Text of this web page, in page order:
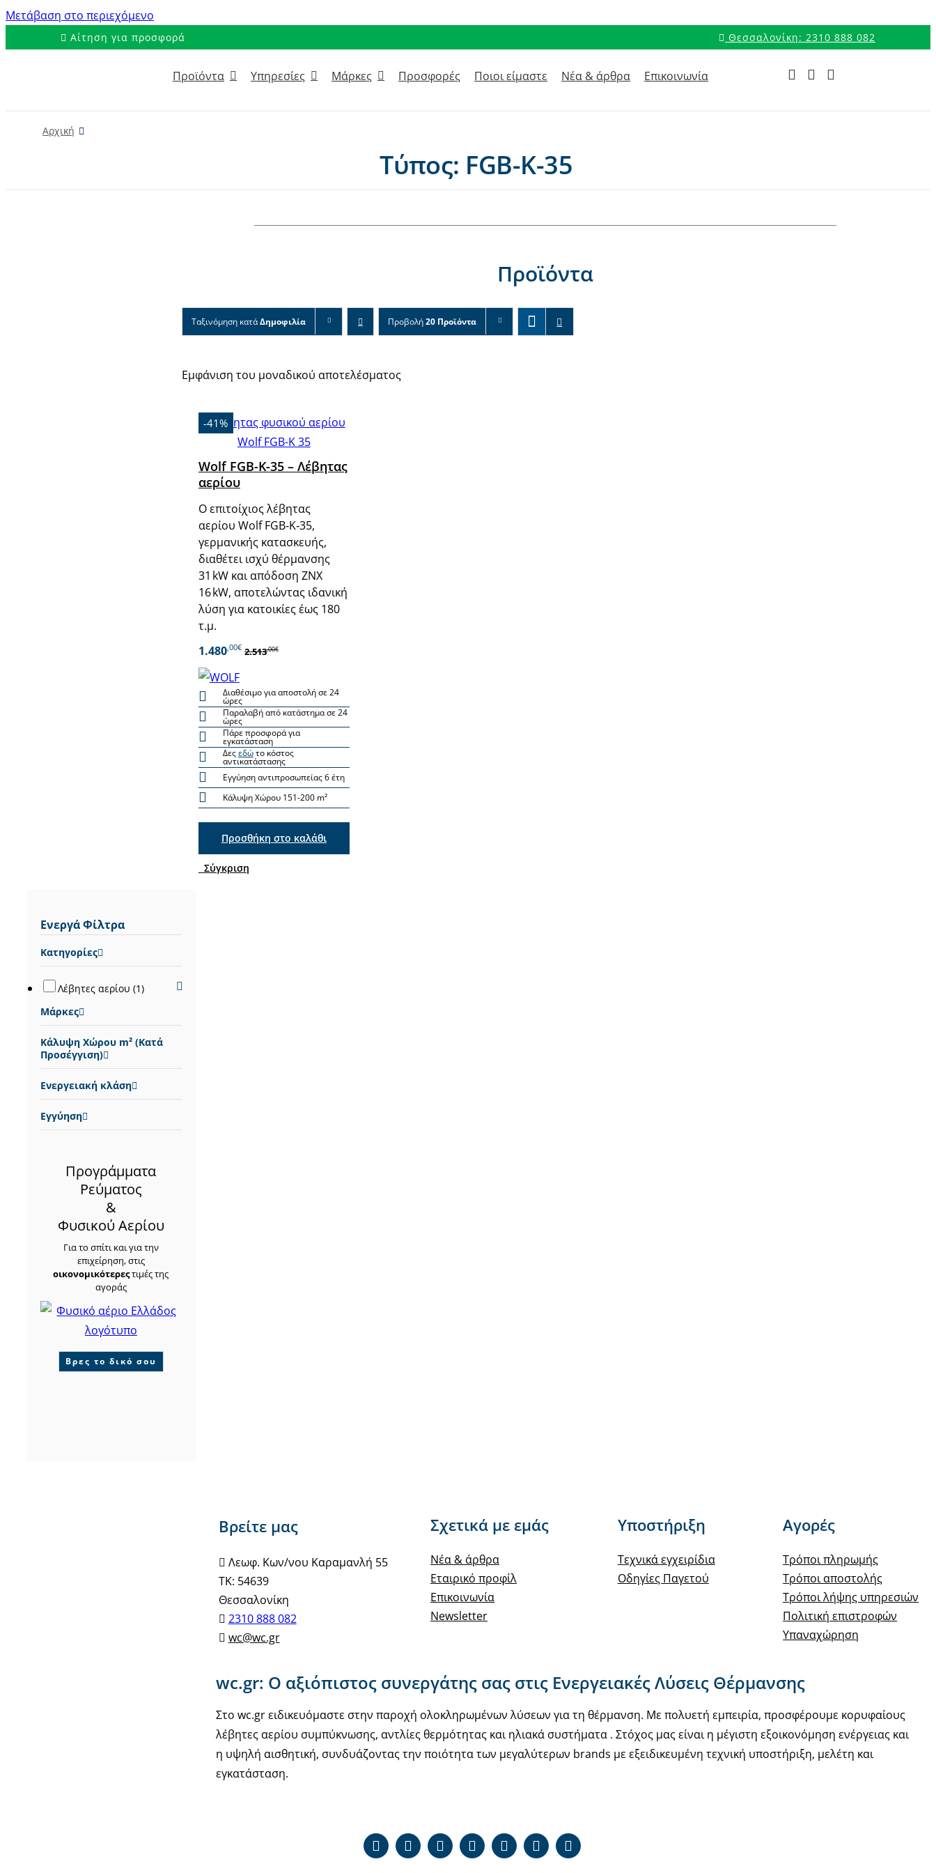
Μετάβαση στο περιεχόμενο
Αίτηση για προσφορά Θεσσαλονίκη: 2310 888 082
Προϊόντα Υπηρεσίες Μάρκες Προσφορές Ποιοι είμαστε Νέα & άρθρα Επικοινωνία
Αρχική
Τύπος: FGB-K-35
Προϊόντα
Ταξινόμηση κατάΔημοφιλία Προβολή20 Προϊόντα
Εμφάνιση του μοναδικού αποτελέσματος
-41%
Wolf FGB-K-35 – Λέβητας
αερίου
Ο επιτοίχιος λέβητας
αερίου Wolf FGB‑K‑35,
γερμανικής κατασκευής,
διαθέτει ισχύ θέρμανσης
31 kW και απόδοση ΖΝΧ
16 kW, αποτελώντας ιδανική
λύση για κατοικίες έως 180
τ.μ.
1.480,00€ 2.513,00€
Διαθέσιμο για αποστολή σε 24
ώρες
Παραλαβή από κατάστημα σε 24
ώρες
Πάρε προσφορά για
εγκατάσταση
Δεςεδώτο κόστος
αντικατάστασης
Εγγύηση αντιπροσωπείας 6 έτη
Κάλυψη Χώρου 151-200 m²
Προσθήκη στο καλάθι
Σύγκριση
Ενεργά Φίλτρα
Κατηγορίες
Λέβητες αερίου (1)
Μάρκες
Κάλυψη Χώρου m² (Κατά
Προσέγγιση)
Ενεργειακή κλάση
Εγγύηση
Προγράμματα
Ρεύματος
&
Φυσικού Αερίου
Για το σπίτι και για την
επιχείρηση, στις
οικονομικότερεςτιμές της
αγοράς
Βρες το δικό σου
Βρείτε μας
Λεωφ. Κων/νου Καραμανλή 55
ΤΚ: 54639
Θεσσαλονίκη
2310 888 082
wc@wc.gr
Σχετικά με εμάς
Νέα & άρθρα
Εταιρικό προφίλ
Επικοινωνία
Newsletter
Υποστήριξη
Τεχνικά εγχειρίδια
Οδηγίες Παγετού
Αγορές
Τρόποι πληρωμής
Τρόποι αποστολής
Τρόποι λήψης υπηρεσιών
Πολιτική επιστροφών
Υπαναχώρηση
wc.gr: Ο αξιόπιστος συνεργάτης σας στις Ενεργειακές Λύσεις Θέρμανσης
Στο wc.gr ειδικευόμαστε στην παροχή ολοκληρωμένων λύσεων για τη θέρμανση. Με πολυετή εμπειρία, προσφέρουμε κορυφαίους
λέβητες αερίου συμπύκνωσης, αντλίες θερμότητας και ηλιακά συστήματα . Στόχος μας είναι η μέγιστη εξοικονόμηση ενέργειας και
η υψηλή αισθητική, συνδυάζοντας την ποιότητα των μεγαλύτερων brands με εξειδικευμένη τεχνική υποστήριξη, μελέτη και
εγκατάσταση.